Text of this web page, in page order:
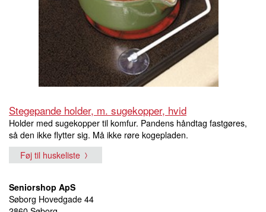
Stegepande holder, m. sugekopper, hvid
Holder med sugekopper til komfur. Pandens håndtag fastgøres,
så den ikke flytter sig. Må ikke røre kogepladen.
Føj til huskeliste
Seniorshop ApS
Søborg Hovedgade 44